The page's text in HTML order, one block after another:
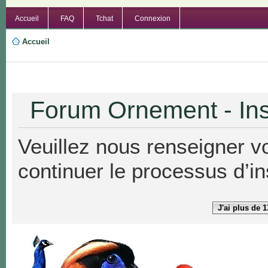
Accueil FAQ Tchat Connexion
Accueil
Forum Ornement -
Veuillez nous renseigner
continuer le processus
J'ai plus de